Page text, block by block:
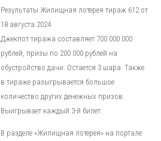
Результаты Жилищная лотерея тираж 612 от
18 августа 2024
Джекпот тиража составляет 700 000 000
рублей, призы по 200 000 рублей на
обустройство дачи. Остается 3 шара. Также
в тираже разыгрывается большое
количество других денежных призов.
Выигрывает каждый 3-й билет.
В разделе «Жилищная лотерея» на портале